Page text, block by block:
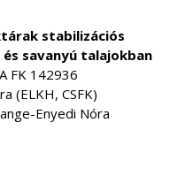
stabilizációs
és savanyú talajokban
FK 142936
(ELKH, CSFK)
Enyedi Nóra